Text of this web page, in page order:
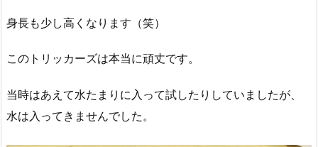
身長も少し高くなります（笑）
このトリッカーズは本当に頑丈です。
当時はあえて水たまりに入って試したりしていましたが、
水は入ってきませんでした。